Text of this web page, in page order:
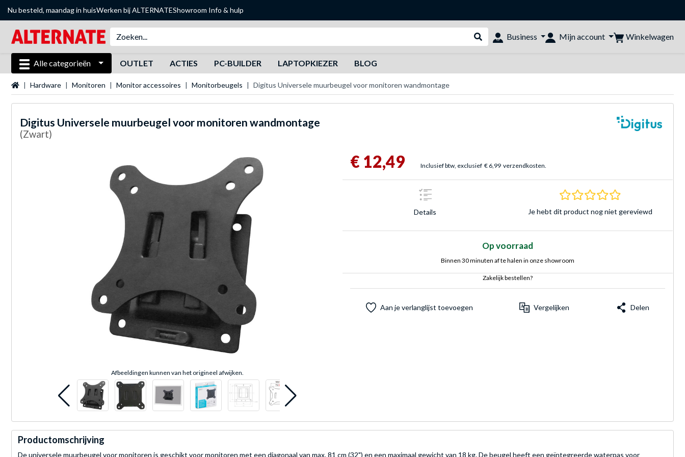
Nu besteld, maandag in huisWerken bij ALTERNATEShowroom Info & hulp
Webshop doorzoeken
Business Mijn account Winkelwagen
Alle categorieën OUTLET ACTIES PC-BUILDER LAPTOPKIEZER BLOG
Startpagina
Hardware Monitoren Monitor accessoires Monitorbeugels Digitus Universele muurbeugel voor monitoren wandmontage
Digitus Universele muurbeugel voor monitoren wandmontage
(Zwart)
Afbeeldingen kunnen van het origineel afwijken.
€ 12,49 Inclusief btw, exclusief € 6,99 verzendkosten.
Details
0.0 sterren
Je hebt dit product nog niet gereviewd
Op voorraad
Binnen 30 minuten af te halen in onze showroom
Zakelijk bestellen?
Aan je verlanglijst toevoegen Vergelijken Delen
Productomschrijving
De universele muurbeugel voor monitoren is geschikt voor monitoren met een diagonaal van max. 81 cm (32") en een maximaal gewicht van 18 kg. De beugel heeft een geïntegreerde waterpas voor